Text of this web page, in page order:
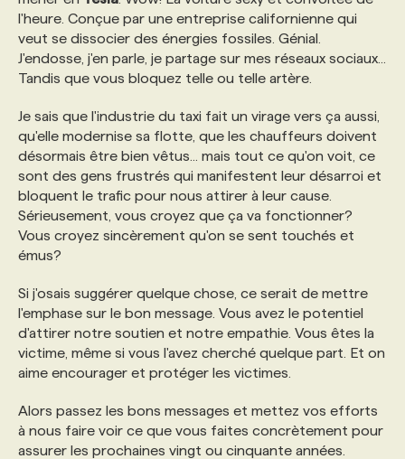
l'heure. Conçue par une entreprise californienne qui
veut se dissocier des énergies fossiles. Génial.
J'endosse, j'en parle, je partage sur mes réseaux sociaux...
Tandis que vous bloquez telle ou telle artère.
Je sais que l'industrie du taxi fait un virage vers ça aussi,
qu'elle modernise sa flotte, que les chauffeurs doivent
désormais être bien vêtus... mais tout ce qu'on voit, ce
sont des gens frustrés qui manifestent leur désarroi et
bloquent le trafic pour nous attirer à leur cause.
Sérieusement, vous croyez que ça va fonctionner?
Vous croyez sincèrement qu'on se sent touchés et
émus?
Si j'osais suggérer quelque chose, ce serait de mettre
l'emphase sur le bon message. Vous avez le potentiel
d'attirer notre soutien et notre empathie. Vous êtes la
victime, même si vous l'avez cherché quelque part. Et on
aime encourager et protéger les victimes.
Alors passez les bons messages et mettez vos efforts
à nous faire voir ce que vous faites concrètement pour
assurer les prochaines vingt ou cinquante années.